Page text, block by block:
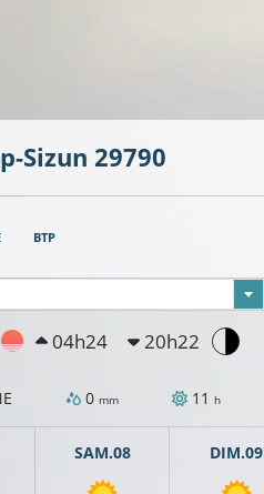
Sizun 29790
BTP
04h24 20h22
0 mm 11 h
SAM.08 DIM.09